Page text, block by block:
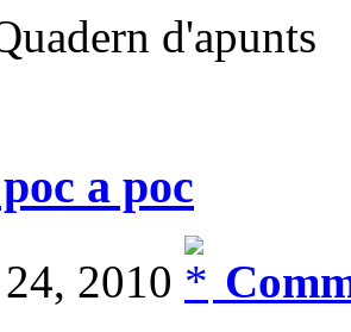
d'apunts
a poc
2010